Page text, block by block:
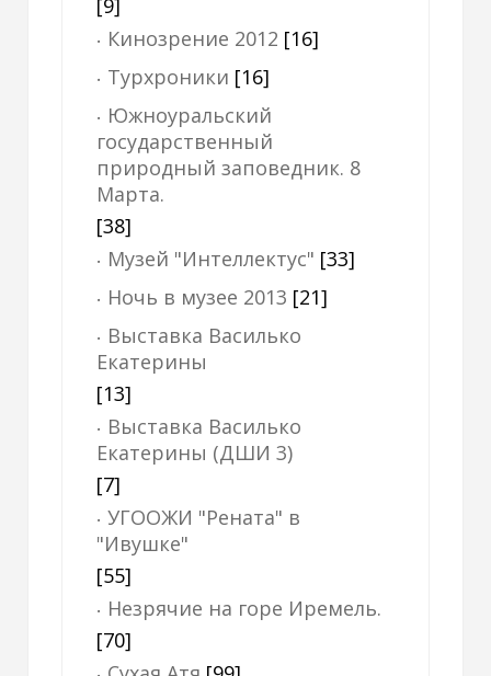
[9]
Кинозрение 2012 [16]
Турхроники [16]
Южноуральский
государственный
природный заповедник. 8
Марта.
[38]
Музей "Интеллектус" [33]
Ночь в музее 2013 [21]
Выставка Василько
Екатерины
[13]
Выставка Василько
Екатерины (ДШИ 3)
[7]
УГООЖИ "Рената" в
"Ивушке"
[55]
Незрячие на горе Иремель.
[70]